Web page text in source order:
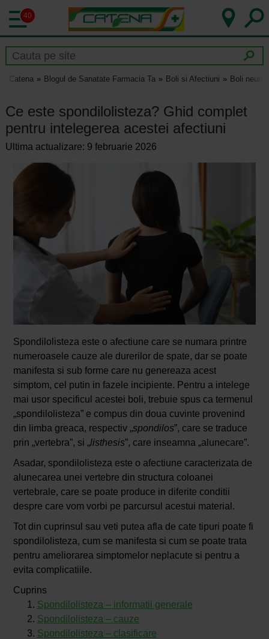
40
Catena Blogul de Sanatate Farmacia Ta Boli si Afectiuni Boli
Ce este spondilolisteza? Ghid complet
pentru intelegerea acestei afectiuni
Ultima actualizare: 9 februarie 2026
Spondilolisteza este o afectiune care se numara printre
numeroasele cauze ale durerilor de spate, dar se poate
manifesta si sub forme care nu genereaza acest
simptom, cel putin in fazele incipiente. Pentru a intelege
mai usor specificul acestei boli, trebuie spus ca termenul
„spondilolisteza” e compus din doua cuvinte provenind
din limba greaca, respectiv „spondilos”, care se traduce
prin „vertebra”, si „listhesis”, care inseamna „alunecare”.
Asadar, spondilolisteza este o afectiune caracterizata de
alunecarea unei vertebre din structura coloanei
vertebrale, care se poate produce in diferite conditii
despre care vom vorbi pe parcursul acestui material.
Tot din cuprinsul sau veti putea afla de cate tipuri poate fi
spondilolisteza, cum se manifesta si cum se poate trata
pentru ameliorarea simptomelor neplacute si pentru a
evita complicatiile.
Cuprins
Spondilolisteza – informatii generale
Spondilolisteza – cauze
Spondilolisteza – clasificare